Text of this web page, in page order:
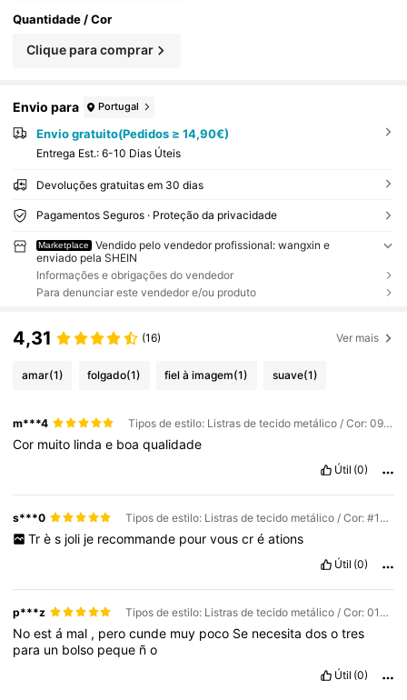
Quantidade / Cor
Clique para comprar
Envio para Portugal
Envio gratuito(Pedidos ≥ 14,90€)
Entrega Est.: 6-10 Dias Úteis
Devoluções gratuitas em 30 dias
Pagamentos Seguros · Proteção da privacidade
Marketplace
Vendido pelo vendedor profissional: wangxin e
enviado pela SHEIN
Informações e obrigações do vendedor
Para denunciar este vendedor e/ou produto
4,31 (16) Ver mais
amar(1) folgado(1) fiel à imagem(1) suave(1)
m***4 Tipos de estilo: Listras de tecido metálico / Cor: 09# Cinza Escuro / Quantidade: 1PC
Cor muito lindae boaqualidade
Útil (0)
s***0 Tipos de estilo: Listras de tecido metálico / Cor: #16 Azul Celeste / Quantidade: 4pcs
Tr è s joli je recommande pour vous cr é ations
Útil (0)
p***z Tipos de estilo: Listras de tecido metálico / Cor: 01# Vermelho / Quantidade: 1PC
Noestá mal , perocunde muy poco Se necesitadosotres
para un bolso peque ño
Útil (0)